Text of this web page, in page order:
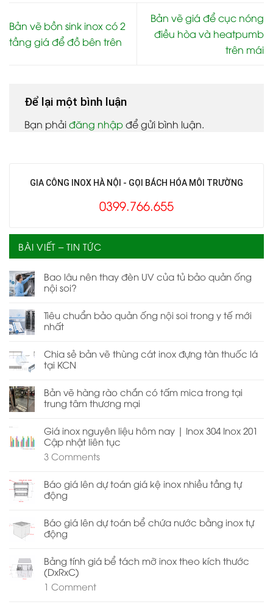
GIA CÔNG INOX HÀ NỘI - GỌI BÁCH HÓA MÔI TRƯỜNG
0399.766.655
BÀI VIẾT – TIN TỨC
Bao lâu nên thay đèn UV của tủ bảo quản ống
nội soi?
Tiêu chuẩn bảo quản ống nội soi trong y tế mới
nhất
Chia sẻ bản vẽ thùng cát inox đựng tàn thuốc lá
tại KCN
Bản vẽ hàng rào chắn có tấm mica trong tại
trung tâm thương mại
Giá inox nguyên liệu hôm nay | Inox 304 Inox 201
Cập nhật liên tục
3 Comments
Báo giá lên dự toán giá kệ inox nhiều tầng tự
động
Báo giá lên dự toán bể chứa nước bằng inox tự
động
Bảng tính giá bể tách mỡ inox theo kích thước
(DxRxC)
1 Comment
Bản vẽ bồn sink inox có 2
tầng giá để đồ bên trên
Bản vẽ giá để cục nóng
điều hòa và heatpumb
trên mái
Để lại một bình luận
Bạn phảiđăng nhậpđể gửi bình luận.